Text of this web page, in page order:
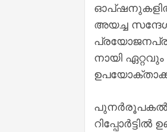
ഓപ്ഷനുകളില്‍
അയച്ച
നായി